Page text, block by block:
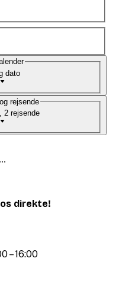
dato
2 rejsende
rejsende
direkte!
– 16:00